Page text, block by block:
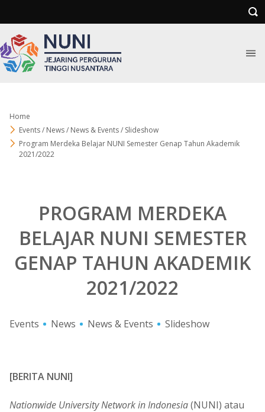
Home
Events / News / News & Events / Slideshow
Program Merdeka Belajar NUNI Semester Genap Tahun Akademik
2021/2022
PROGRAM MERDEKA
BELAJAR NUNI SEMESTER
GENAP TAHUN AKADEMIK
2021/2022
Events News News & Events Slideshow
[BERITA NUNI]
Nationwide University Network in Indonesia(NUNI) atau